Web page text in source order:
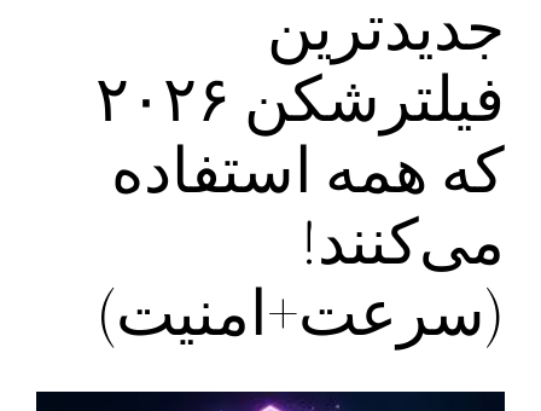
جدیدترین
فیلترشکن ۲۰۲۶
که همه استفاده
می‌کنند!
(سرعت+امنیت)